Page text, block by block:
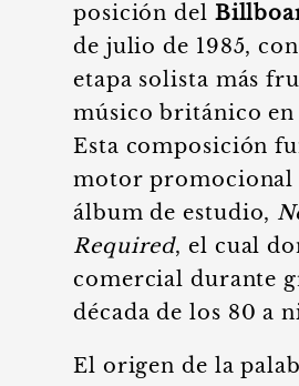
posición del
de julio de 1985,
etapa solista más
músico británico
Esta composición
motor promocional
álbum de estudio,
Required, el cual
comercial durante
década de los 80 a
El origen de la